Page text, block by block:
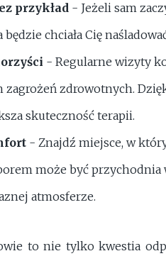
przykład - Jeżeli sam
chciała Cię
- Regularne wizyty
zagrożeń zdrowotnych.
skuteczność terapii.
- Znajdź miejsce, w
może być przychodnia
atmosferze.
to nie tylko kwestia